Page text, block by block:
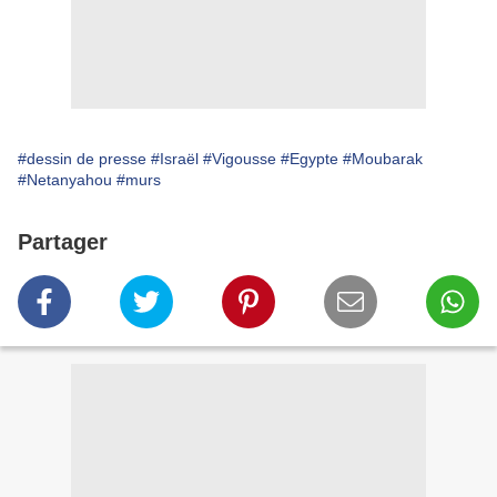
#dessin de presse #Israël #Vigousse #Egypte #Moubarak
#Netanyahou #murs
Partager